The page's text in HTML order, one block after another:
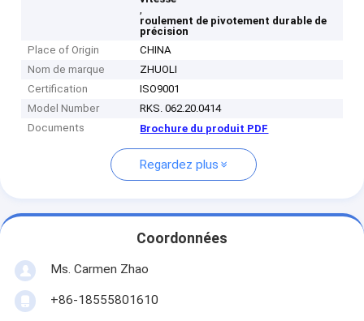
,
roulement de pivotement durable de
précision
Place of Origin
CHINA
Nom de marque
ZHUOLI
Certification
ISO9001
Model Number
RKS. 062.20.0414
Documents
Brochure du produit PDF
Regardez plus
Coordonnées
Ms. Carmen Zhao
+86-18555801610